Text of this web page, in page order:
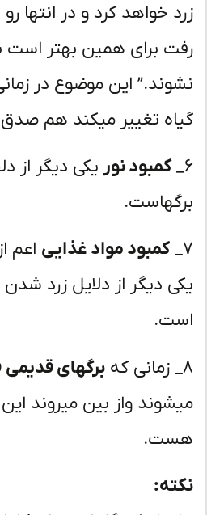
خواهد کرد و در انتها رو به
برای همین بهتر است
این موضوع در زمانی
تغییر میکند هم صدق
کمبود نوریکی دیگر از
کمبود مواد غذاییاعم از
دیگر از دلایل زرد شدن
برگهای قدیمی
واز بین میروند این